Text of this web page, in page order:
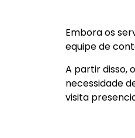
Embora os
equipe de
A partir disso,
necessidade
visita